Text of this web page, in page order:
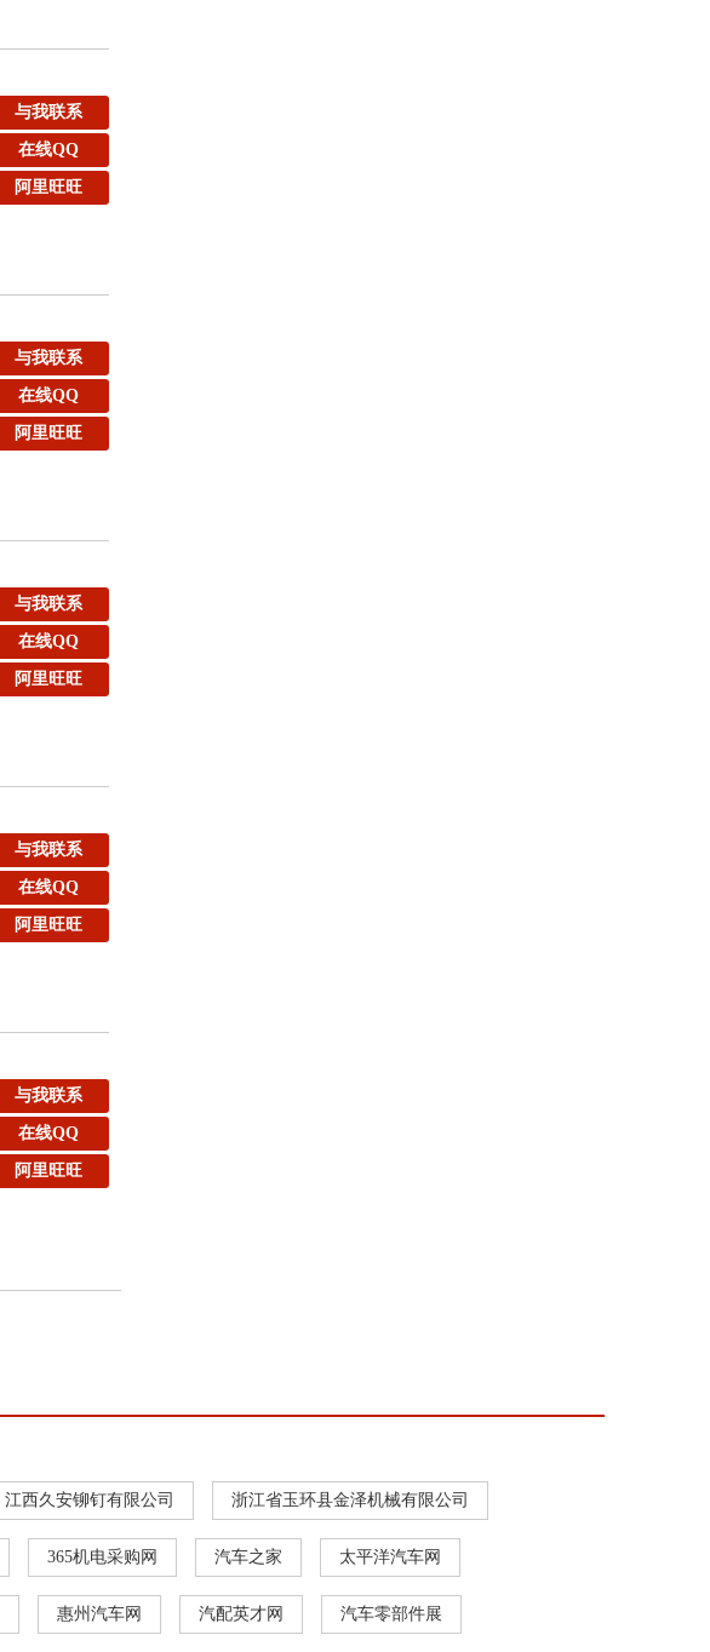
与我联系
在线QQ
阿里旺旺
与我联系
在线QQ
阿里旺旺
与我联系
在线QQ
阿里旺旺
与我联系
在线QQ
阿里旺旺
与我联系
在线QQ
阿里旺旺
江西久安铆钉有限公司 浙江省玉环县金泽机械有限公司
365机电采购网 汽车之家 太平洋汽车网
惠州汽车网 汽配英才网 汽车零部件展